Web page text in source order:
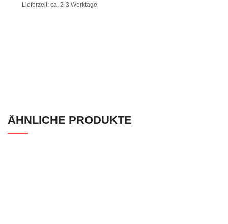
Lieferzeit: ca. 2-3 Werktage
ÄHNLICHE PRODUKTE